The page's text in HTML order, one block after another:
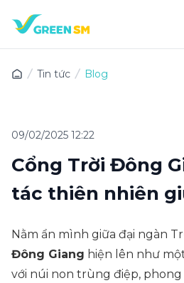
Tin tức Blog
09/02/2025 12:22
Cổng Trời Đông
tác thiên nhiên
Nằm ẩn mình giữa đại ngàn
Đông Giang hiện lên như
với núi non trùng điệp,